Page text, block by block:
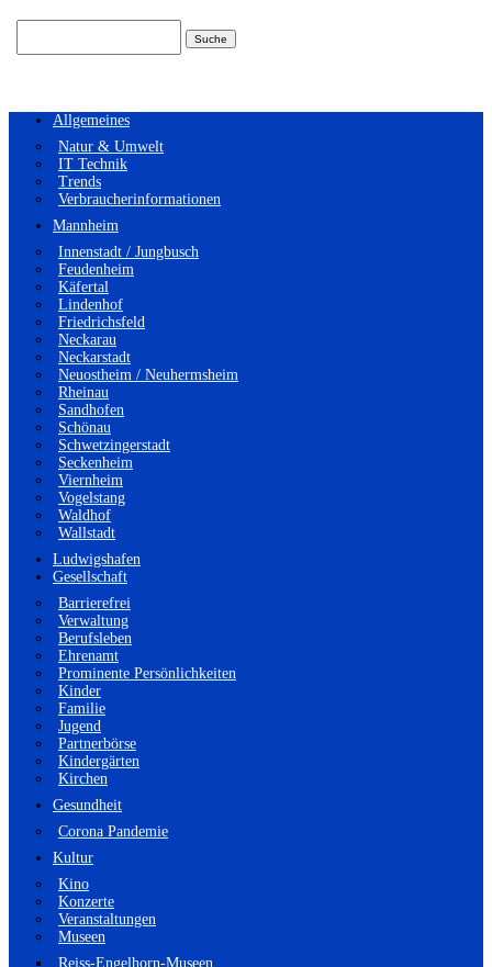
Allgemeines
Natur & Umwelt
IT Technik
Trends
Verbraucherinformationen
Mannheim
Innenstadt / Jungbusch
Feudenheim
Käfertal
Lindenhof
Friedrichsfeld
Neckarau
Neckarstadt
Neuostheim / Neuhermsheim
Rheinau
Sandhofen
Schönau
Schwetzingerstadt
Seckenheim
Viernheim
Vogelstang
Waldhof
Wallstadt
Ludwigshafen
Gesellschaft
Barrierefrei
Verwaltung
Berufsleben
Ehrenamt
Prominente Persönlichkeiten
Kinder
Familie
Jugend
Partnerbörse
Kindergärten
Kirchen
Gesundheit
Corona Pandemie
Kultur
Kino
Konzerte
Veranstaltungen
Museen
Reiss-Engelhorn-Museen